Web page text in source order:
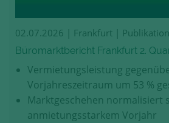
02.07.2026 | Frankfurt | Publikation
Büromarktbericht Frankfurt 2.
Vermietungsleistung
Vorjahreszeitraum um 53 %
Marktgeschehen normalisiert
anmietungsstarkem Vorjahr